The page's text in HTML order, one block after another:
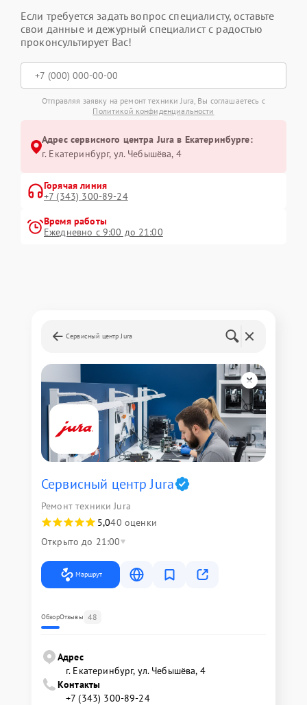
Если требуется задать вопрос специалисту, оставьте
свои данные и дежурный специалист с радостью
проконсультирует Вас!
Отправляя заявку на ремонт техники Jura, Вы соглашаетесь с
Политикой конфиденциальности
Адрес сервисного центра Jura в Екатеринбурге:
г. Екатеринбург, ул. Чебышёва, 4
Горячая линия
+7 (343) 300-89-24
Время работы
Ежедневно с 9:00 до 21:00
Сервисный центр Jura
Сервисный центр Jura
Ремонт техники Jura
5,040 оценки
Открыто до 21:00
Маршрут
ОбзорОтзывы 48
Адрес
г. Екатеринбург, ул. Чебышёва, 4
Контакты
+7 (343) 300-89-24